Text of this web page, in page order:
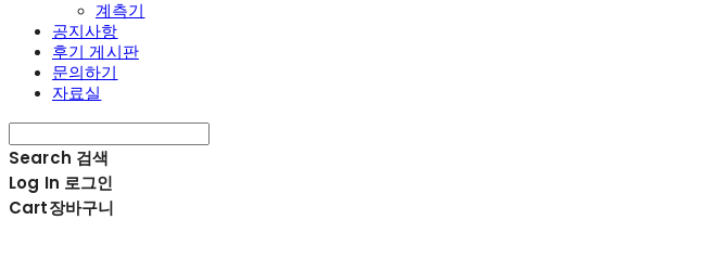
계측기
공지사항
후기 게시판
문의하기
자료실
Search 검색
Log In 로그인
Cart장바구니